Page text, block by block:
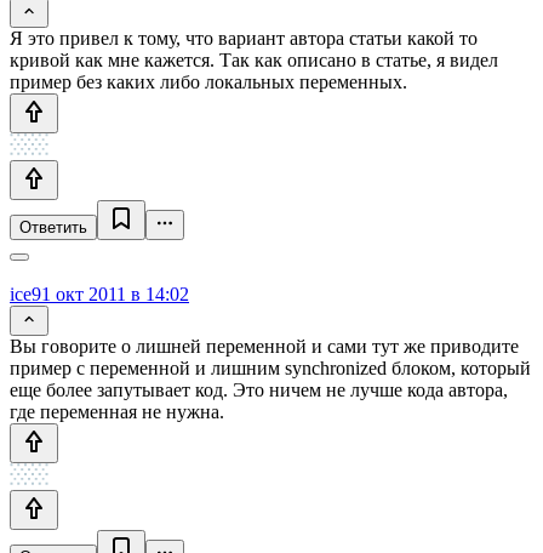
Я это привел к тому, что вариант автора статьи какой то
кривой как мне кажется. Так как описано в статье, я видел
пример без каких либо локальных переменных.
Ответить
ice91 окт 2011 в 14:02
Вы говорите о лишней переменной и сами тут же приводите
пример с переменной и лишним synchronized блоком, который
еще более запутывает код. Это ничем не лучше кода автора,
где переменная не нужна.